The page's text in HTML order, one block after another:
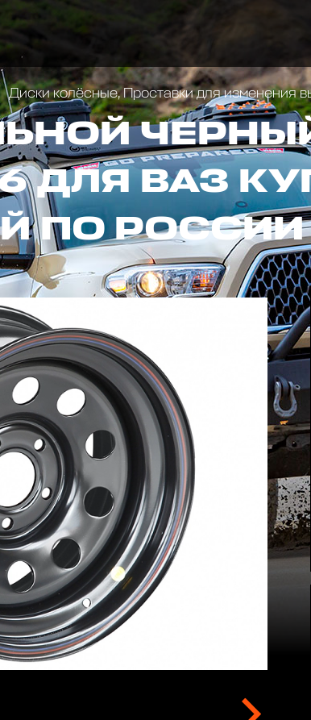
Диски колёсные, Проставки для изменения
ЧЕРНЫЙ
ДЛЯ ВАЗ
ПО РОССИИ